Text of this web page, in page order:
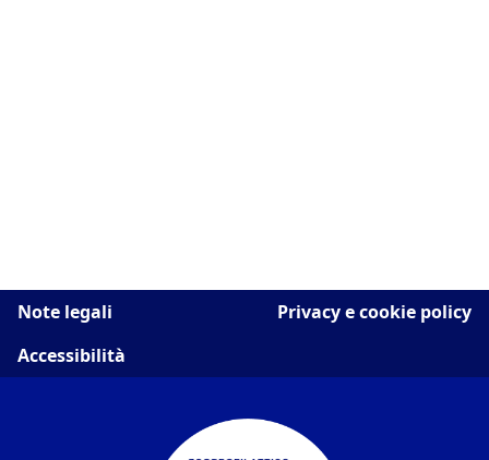
Note legali
Privacy e cookie policy
Accessibilità